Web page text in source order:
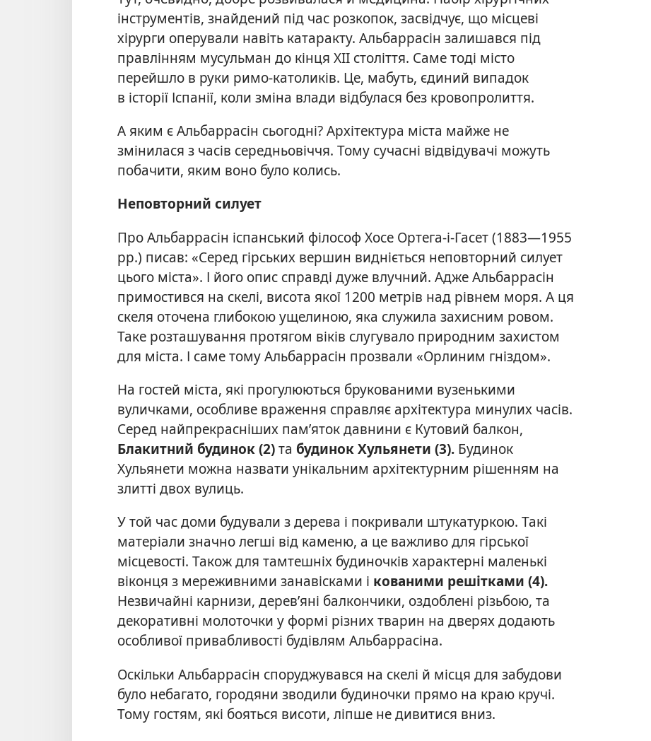
інструментів, знайдений під час розкопок, засвідчує, що місцеві
хірурги оперували навіть катаракту. Альбаррасін залишався під
правлінням мусульман до кінця XII століття. Саме тоді місто
перейшло в руки римо-католиків. Це, мабуть, єдиний випадок
в історії Іспанії, коли зміна влади відбулася без кровопролиття.
А яким є Альбаррасін сьогодні? Архітектура міста майже не
змінилася з часів середньовіччя. Тому сучасні відвідувачі можуть
побачити, яким воно було колись.
Неповторний силует
Про Альбаррасін іспанський філософ Хосе Ортега-і-Гасет (1883—1955
рр.) писав: «Серед гірських вершин видніється неповторний силует
цього міста». І його опис справді дуже влучний. Адже Альбаррасін
примостився на скелі, висота якої 1200 метрів над рівнем моря. А ця
скеля оточена глибокою ущелиною, яка служила захисним ровом.
Таке розташування протягом віків слугувало природним захистом
для міста. І саме тому Альбаррасін прозвали «Орлиним гніздом».
На гостей міста, які прогулюються брукованими вузенькими
вуличками, особливе враження справляє архітектура минулих часів.
Серед найпрекрасніших пам’яток давнини є Кутовий балкон,
Блакитний будинок (2)та будинок Хульянети (3). Будинок
Хульянети можна назвати унікальним архітектурним рішенням на
злитті двох вулиць.
У той час доми будували з дерева і покривали штукатуркою. Такі
матеріали значно легші від каменю, а це важливо для гірської
місцевості. Також для тамтешніх будиночків характерні маленькі
віконця з мереживними занавісками і кованими решітками (4).
Незвичайні карнизи, дерев’яні балкончики, оздоблені різьбою, та
декоративні молоточки у формі різних тварин на дверях додають
особливої привабливості будівлям Альбаррасіна.
Оскільки Альбаррасін споруджувався на скелі й місця для забудови
було небагато, городяни зводили будиночки прямо на краю кручі.
Тому гостям, які бояться висоти, ліпше не дивитися вниз.